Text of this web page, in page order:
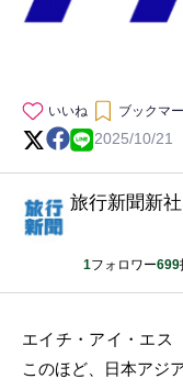
いいね ブックマ
2025/10/21
旅行新聞新社
1フォロワー699
エイチ・アイ・エス
このほど、日本アジ